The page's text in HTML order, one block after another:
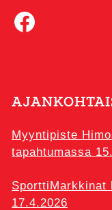
Facebook
Myyntipiste
tapahtumassa
SporttiMarkkinat
17.4.2026